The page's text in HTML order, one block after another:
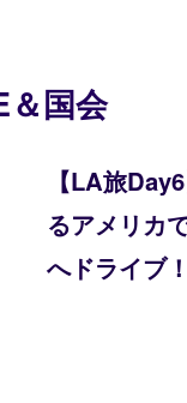
＆国会
【LA旅
るアメリカ
へドライブ！